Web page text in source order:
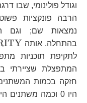
הרבה פונקציות
נמצאות שם; וגם
בהתחלה. אותה
לתקיפת תוכניות
המתפצלת שציירתי
חזקה בכמות